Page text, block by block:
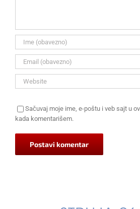
Sačuvaj moje ime, e-poštu i veb sajt u
kada komentarišem.